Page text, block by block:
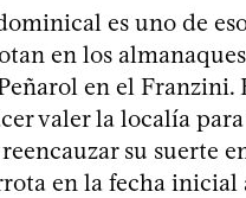
es uno de
en los
en el Franzini.
valer la localía
su suerte
en la fecha inicial